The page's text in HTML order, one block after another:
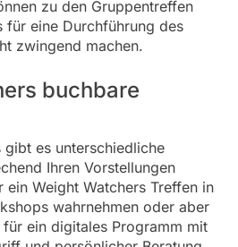
zu den Gruppentreffen
für eine Durchführung des
zwingend machen.
buchbare
gibt es unterschiedliche
Ihren Vorstellungen
ein Weight Watchers Treffen in
wahrnehmen oder aber
ein digitales Programm mit